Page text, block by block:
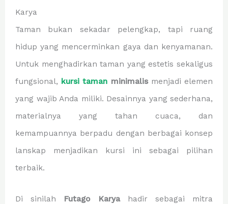
Karya
Taman bukan sekadar pelengkap, tapi ruang
hidup yang mencerminkan gaya dan kenyamanan.
Untuk menghadirkan taman yang estetis sekaligus
fungsional, kursi taman minimalismenjadi elemen
yang wajib Anda miliki. Desainnya yang sederhana,
materialnya yang tahan cuaca, dan
kemampuannya berpadu dengan berbagai konsep
lanskap menjadikan kursi ini sebagai pilihan
terbaik.
Di sinilah Futago Karyahadir sebagai mitra